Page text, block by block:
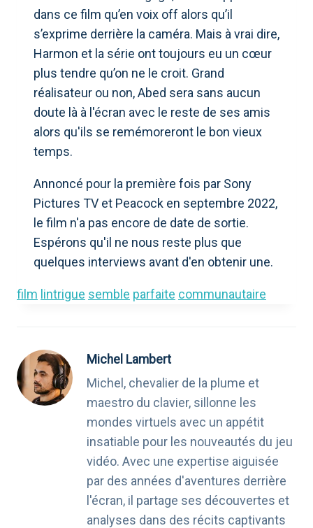
dans ce film qu’en voix off alors qu’il
s’exprime derrière la caméra. Mais à vrai dire,
Harmon et la série ont toujours eu un cœur
plus tendre qu’on ne le croit. Grand
réalisateur ou non, Abed sera sans aucun
doute là à l'écran avec le reste de ses amis
alors qu'ils se remémoreront le bon vieux
temps.
Annoncé pour la première fois par Sony
Pictures TV et Peacock en septembre 2022,
le film n'a pas encore de date de sortie.
Espérons qu'il ne nous reste plus que
quelques interviews avant d'en obtenir une.
film lintrigue semble parfaite communautaire
Michel Lambert
Michel, chevalier de la plume et
maestro du clavier, sillonne les
mondes virtuels avec un appétit
insatiable pour les nouveautés du jeu
vidéo. Avec une expertise aiguisée
par des années d'aventures derrière
l'écran, il partage ses découvertes et
analyses dans des récits captivants